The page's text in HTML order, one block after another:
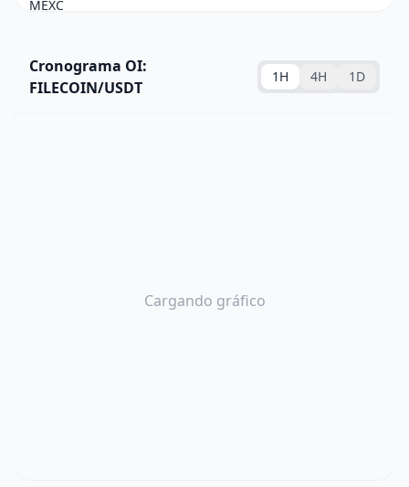
Cronograma OI:
FILECOIN/USDT
1H 4H 1D
Cargando gráfico